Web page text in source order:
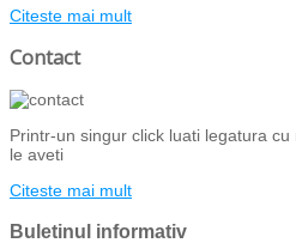
Citeste mai mult
Contact
Printr-un singur click luati legatura
le aveti
Citeste mai mult
Buletinul informativ